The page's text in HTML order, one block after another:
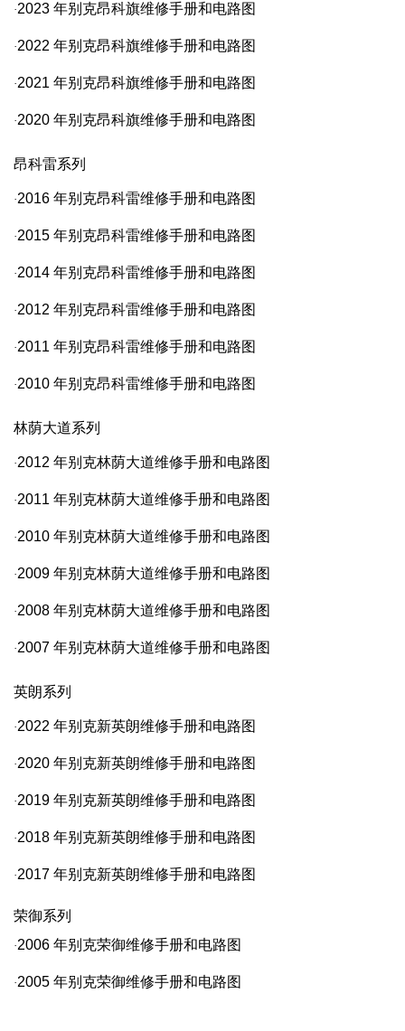
·2023 年别克昂科旗维修手册和电路图
·2022 年别克昂科旗维修手册和电路图
·2021 年别克昂科旗维修手册和电路图
·2020 年别克昂科旗维修手册和电路图
昂科雷系列
·2016 年别克昂科雷维修手册和电路图
·2015 年别克昂科雷维修手册和电路图
·2014 年别克昂科雷维修手册和电路图
·2012 年别克昂科雷维修手册和电路图
·2011 年别克昂科雷维修手册和电路图
·2010 年别克昂科雷维修手册和电路图
林荫大道系列
·2012 年别克林荫大道维修手册和电路图
·2011 年别克林荫大道维修手册和电路图
·2010 年别克林荫大道维修手册和电路图
·2009 年别克林荫大道维修手册和电路图
·2008 年别克林荫大道维修手册和电路图
·2007 年别克林荫大道维修手册和电路图
英朗系列
·2022 年别克新英朗维修手册和电路图
·2020 年别克新英朗维修手册和电路图
·2019 年别克新英朗维修手册和电路图
·2018 年别克新英朗维修手册和电路图
·2017 年别克新英朗维修手册和电路图
荣御系列
·2006 年别克荣御维修手册和电路图
·2005 年别克荣御维修手册和电路图